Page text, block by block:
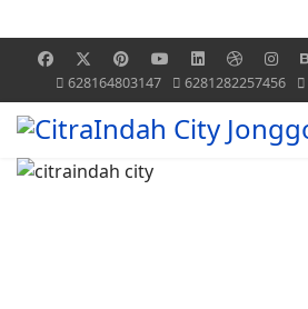
628164803147 6281282257456